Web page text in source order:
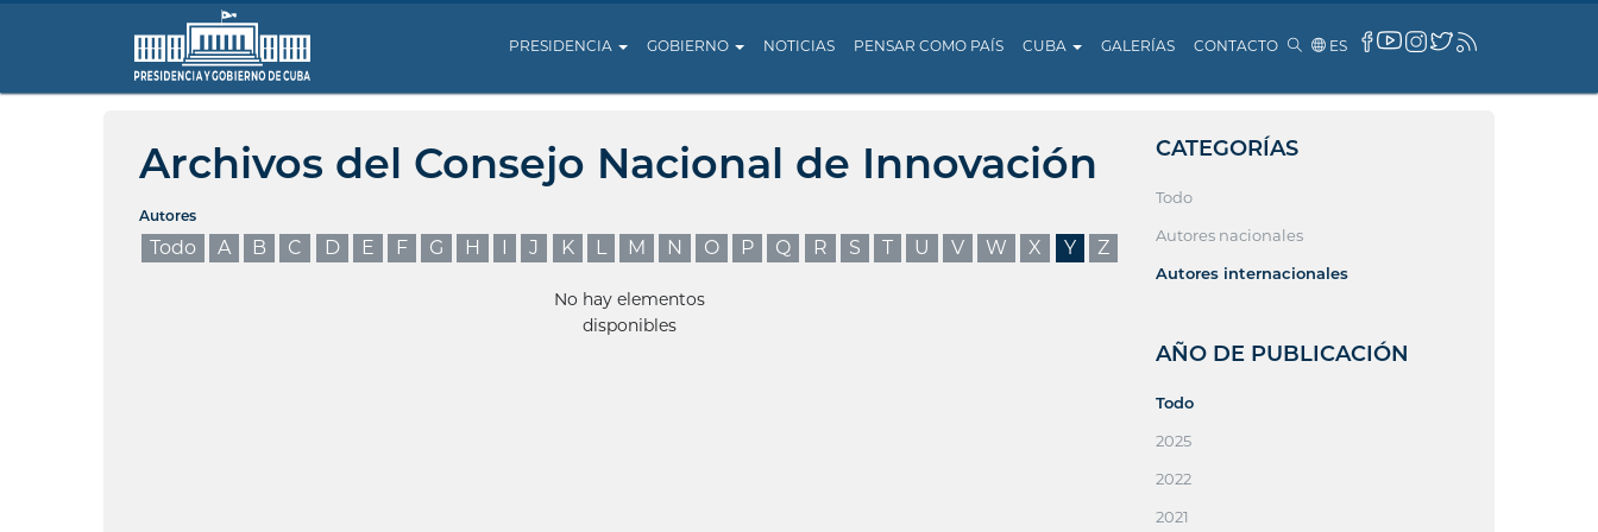
PRESIDENCIA GOBIERNO NOTICIAS PENSAR COMO PAÍS CUBA GALERÍAS CONTACTO ES
Archivos del Consejo Nacional de Innovación
Autores
Todo A B C D E F G H I J K L M N O P Q R S T U V W X Y Z
No hay elementos
disponibles
CATEGORÍAS
Todo
Autores nacionales
Autores internacionales
AÑO DE PUBLICACIÓN
Todo
2025
2022
2021